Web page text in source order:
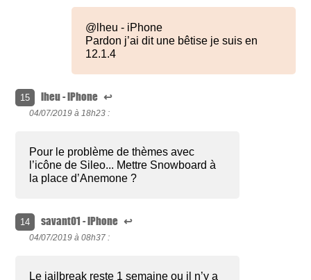
@lheu - iPhone
Pardon j’ai dit une bêtise je suis en
12.1.4
15 lheu - iPhone ↩
04/07/2019 à 18h23 :
Pour le problème de thèmes avec
l’icône de Sileo... Mettre Snowboard à
la place d’Anemone ?
14 savant01 - iPhone ↩
04/07/2019 à 08h37 :
Le jailbreak reste 1 semaine ou il n’y a